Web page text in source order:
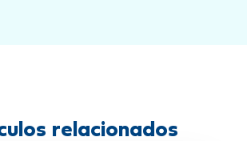
relacionados